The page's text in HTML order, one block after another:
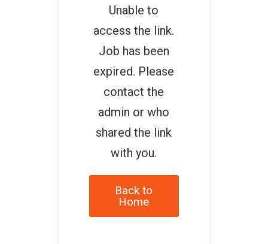
Unable to
access the link.
Job has been
expired. Please
contact the
admin or who
shared the link
with you.
Back to
Home